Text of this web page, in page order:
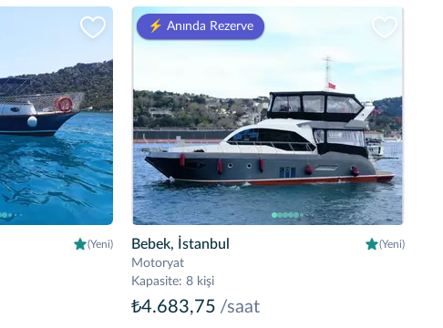
(Yeni)
⚡️ Anında Rezerve
Bebek, İstanbul (Yeni)
Motoryat
Kapasite: 8 kişi
₺4.683,75 /saat